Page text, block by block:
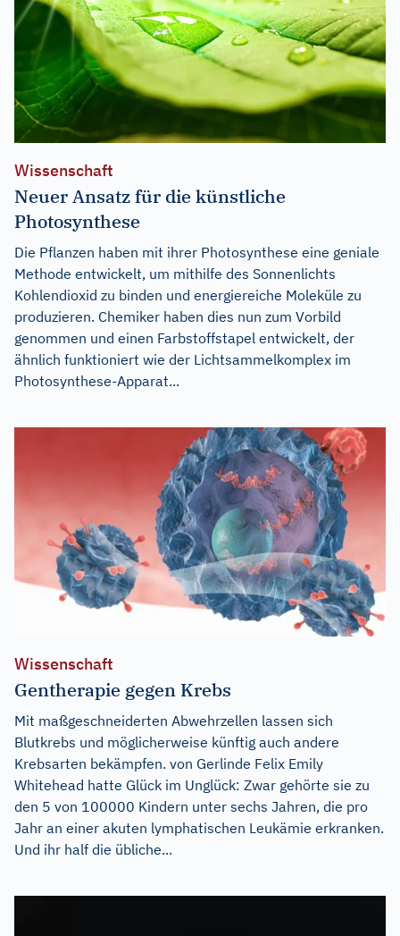
Wissenschaft
Neuer Ansatz für die künstliche
Photosynthese
Die Pflanzen haben mit ihrer Photosynthese eine geniale
Methode entwickelt, um mithilfe des Sonnenlichts
Kohlendioxid zu binden und energiereiche Moleküle zu
produzieren. Chemiker haben dies nun zum Vorbild
genommen und einen Farbstoffstapel entwickelt, der
ähnlich funktioniert wie der Lichtsammelkomplex im
Photosynthese-Apparat...
Wissenschaft
Gentherapie gegen Krebs
Mit maßgeschneiderten Abwehrzellen lassen sich
Blutkrebs und möglicherweise künftig auch andere
Krebsarten bekämpfen. von Gerlinde Felix Emily
Whitehead hatte Glück im Unglück: Zwar gehörte sie zu
den 5 von 100000 Kindern unter sechs Jahren, die pro
Jahr an einer akuten lymphatischen Leukämie erkranken.
Und ihr half die übliche...